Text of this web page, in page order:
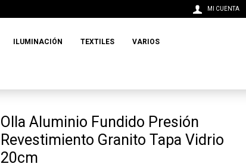
ILUMINACIÓN TEXTILES VARIOS
Olla Aluminio Fundido Presión
Revestimiento Granito Tapa Vidrio
20cm